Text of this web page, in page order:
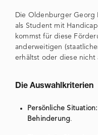
Die Oldenburger Georg
als Student mit
kommst für diese
anderweitigen
erhältst oder diese nicht
Die Auswahlkriterien
Persönliche Situation:
Behinderung.